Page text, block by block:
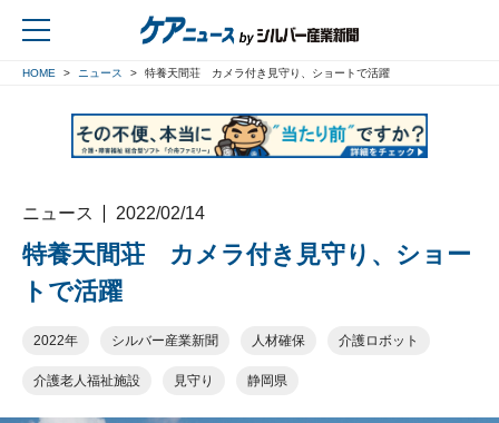
HOME ニュース 特養天間荘 カメラ付き見守り、ショートで活躍
ニュース 2022/02/14
特養天間荘 カメラ付き見守り、ショー
トで活躍
2022年 シルバー産業新聞 人材確保 介護ロボット
介護老人福祉施設 見守り 静岡県